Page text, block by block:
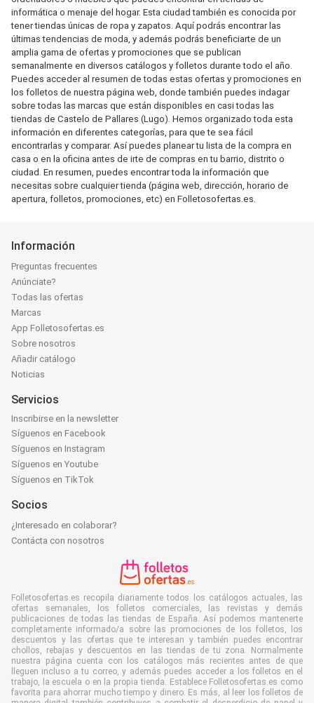
informática o menaje del hogar. Esta ciudad también es conocida por
tener tiendas únicas de ropa y zapatos. Aquí podrás encontrar las
últimas tendencias de moda, y además podrás beneficiarte de un
amplia gama de ofertas y promociones que se publican
semanalmente en diversos catálogos y folletos durante todo el año.
Puedes acceder al resumen de todas estas ofertas y promociones en
los folletos de nuestra página web, donde también puedes indagar
sobre todas las marcas que están disponibles en casi todas las
tiendas de Castelo de Pallares (Lugo). Hemos organizado toda esta
información en diferentes categorías, para que te sea fácil
encontrarlas y comparar. Así puedes planear tu lista de la compra en
casa o en la oficina antes de irte de compras en tu barrio, distrito o
ciudad. En resumen, puedes encontrar toda la información que
necesitas sobre cualquier tienda (página web, dirección, horario de
apertura, folletos, promociones, etc) en Folletosofertas.es.
Información
Preguntas frecuentes
Anúnciate?
Todas las ofertas
Marcas
App Folletosofertas.es
Sobre nosotros
Añadir catálogo
Noticias
Servicios
Inscribirse en la newsletter
Síguenos en Facebook
Síguenos en Instagram
Síguenos en Youtube
Síguenos en TikTok
Socios
¿Interesado en colaborar?
Contácta con nosotros
Folletosofertas.es recopila diariamente todos los catálogos actuales, las
ofertas semanales, los folletos comerciales, las revistas y demás
publicaciones de todas las tiendas de España. Así podemos mantenerte
completamente informado/a sobre las promociones de los folletos, los
descuentos y las ofertas que te interesan y también puedes encontrar
chollos, rebajas y descuentos en las tiendas de tu zona. Normalmente
nuestra página cuenta con los catálogos más recientes antes de que
lleguen incluso a tu correo, y además puedes acceder a los folletos en el
trabajo, la escuela o en la propia tienda. Establece Folletosofertas.es como
favorita para ahorrar mucho tiempo y dinero. Es más, al leer los folletos de